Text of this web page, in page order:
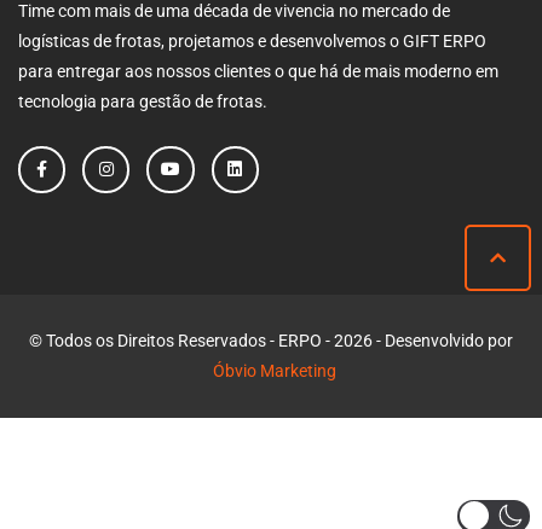
Time com mais de uma década de vivencia no mercado de
logísticas de frotas, projetamos e desenvolvemos o GIFT ERPO
para entregar aos nossos clientes o que há de mais moderno em
tecnologia para gestão de frotas.
© Todos os Direitos Reservados - ERPO - 2026 - Desenvolvido por
Óbvio Marketing